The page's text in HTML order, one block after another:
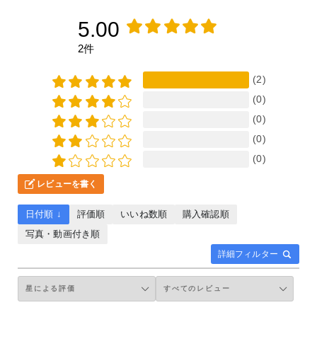
5.00
2件
(2)
(0)
(0)
(0)
(0)
レビューを書く
詳細フィルター
日付順 ↓ 評価順 いいね数順
購入確認順
写真・動画付き順